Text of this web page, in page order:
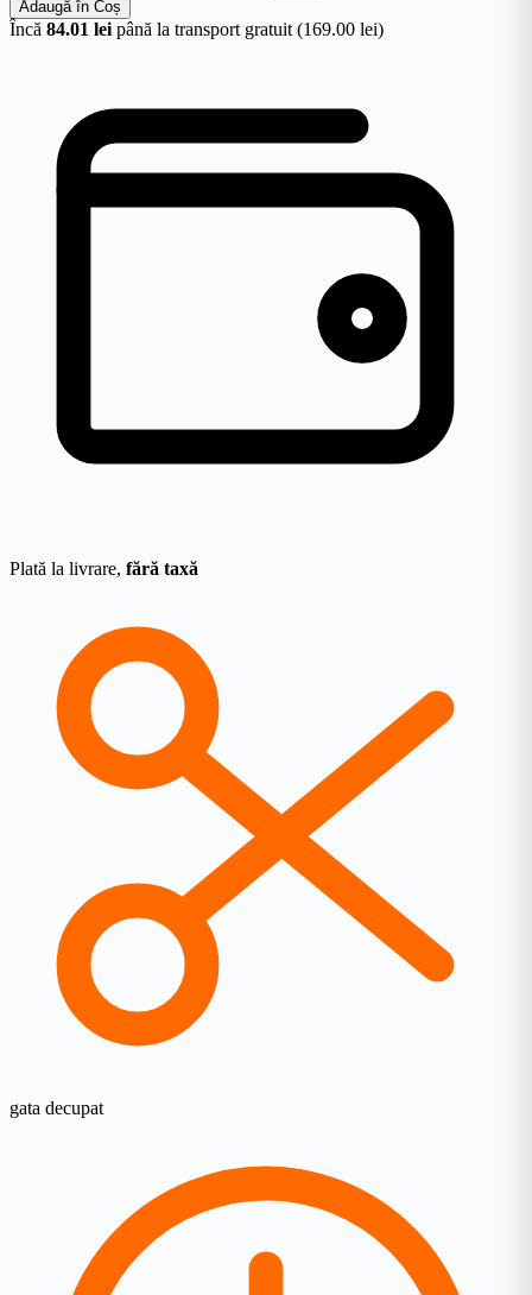
Adaugă în Coș
Încă 84.01 lei până la transport gratuit (169.00 lei)
Plată la livrare, fără taxă
gata decupat